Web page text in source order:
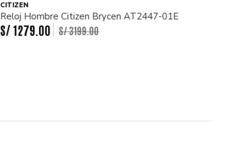
CITIZEN
Reloj Hombre Citizen Brycen AT2447-01E
S/1279.00 S/3199.00